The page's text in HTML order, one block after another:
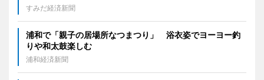
すみだ経済新聞
浦和で「親子の居場所なつまつり」 浴衣姿でヨーヨー釣
りや和太鼓楽しむ
浦和経済新聞